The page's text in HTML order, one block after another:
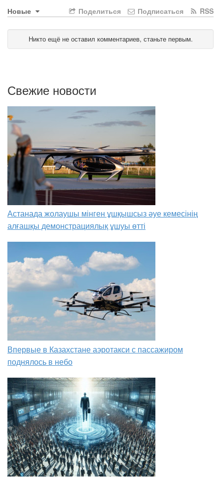
Новые RSS
Подписаться
Поделиться
Никто ещё не оставил комментариев, станьте первым.
Свежие новости
Астанада жолаушы мінген ұшқышсыз әуе кемесінің
алғашқы демонстрациялық ұшуы өтті
Впервые в Казахстане аэротакси с пассажиром
поднялось в небо